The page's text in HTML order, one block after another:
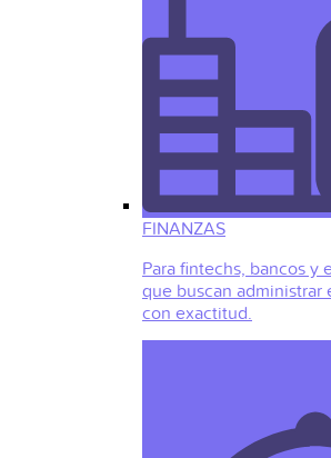
FINANZAS
Para fintechs, bancos y
que buscan administrar
con exactitud.